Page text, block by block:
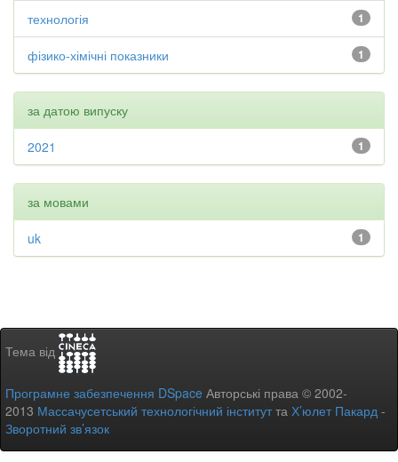
1
технологія
1
фізико-хімічні показники
за датою випуску
1
2021
за мовами
1
uk
Тема від
Програмне забезпечення DSpace Авторські права © 2002-
2013 Массачусетський технологічний інститутта Х’юлет Пакард -
Зворотний зв’язок